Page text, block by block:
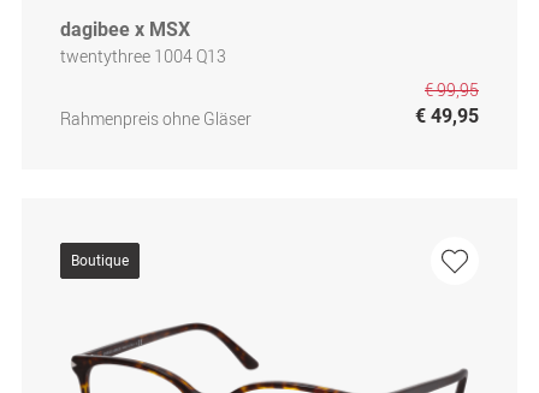
dagibee x MSX
twentythree 1004 Q13
Rahmenpreis ohne Gläser
€ 99,95
€ 49,95
Boutique